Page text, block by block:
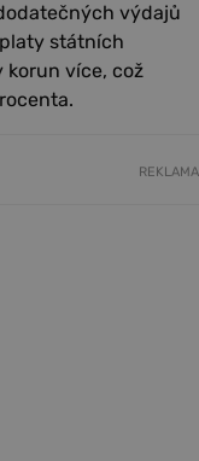
výdajů
státních
korun více, což
REKLAMA